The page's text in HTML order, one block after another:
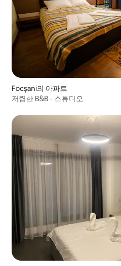
Focșani의 아파트
저렴한 B&B - 스튜디오